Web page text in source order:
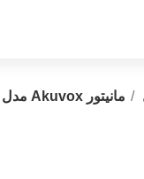
مانیتور Akuvox مدل S565